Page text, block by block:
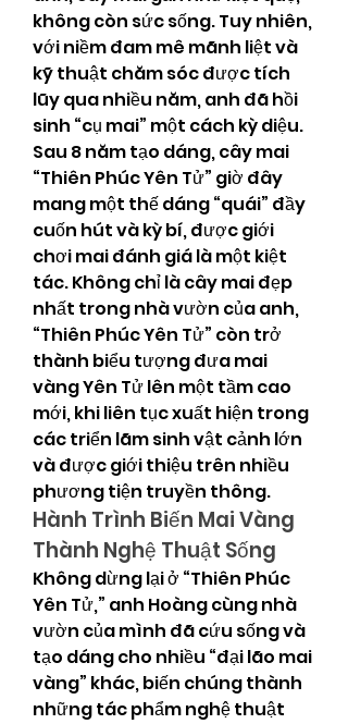
không còn sức sống. Tuy nhiên,
với niềm đam mê mãnh liệt và
kỹ thuật chăm sóc được tích
lũy qua nhiều năm, anh đã hồi
sinh “cụ mai” một cách kỳ diệu.
Sau 8 năm tạo dáng, cây mai
“Thiên Phúc Yên Tử” giờ đây
mang một thế dáng “quái” đầy
cuốn hút và kỳ bí, được giới
chơi mai đánh giá là một kiệt
tác. Không chỉ là cây mai đẹp
nhất trong nhà vườn của anh,
“Thiên Phúc Yên Tử” còn trở
thành biểu tượng đưa mai
vàng Yên Tử lên một tầm cao
mới, khi liên tục xuất hiện trong
các triển lãm sinh vật cảnh lớn
và được giới thiệu trên nhiều
phương tiện truyền thông.
Hành Trình Biến Mai Vàng
Thành Nghệ Thuật Sống
Không dừng lại ở “Thiên Phúc
Yên Tử,” anh Hoàng cùng nhà
vườn của mình đã cứu sống và
tạo dáng cho nhiều “đại lão mai
vàng” khác, biến chúng thành
những tác phẩm nghệ thuật